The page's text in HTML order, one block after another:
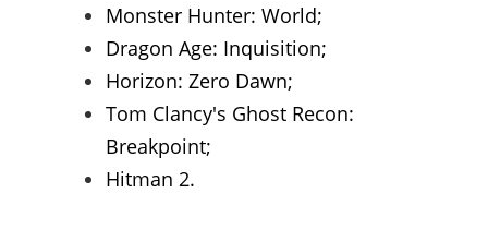
Monster Hunter: World;
Dragon Age: Inquisition;
Horizon: Zero Dawn;
Tom Clancy's Ghost Recon:
Breakpoint;
Hitman 2.